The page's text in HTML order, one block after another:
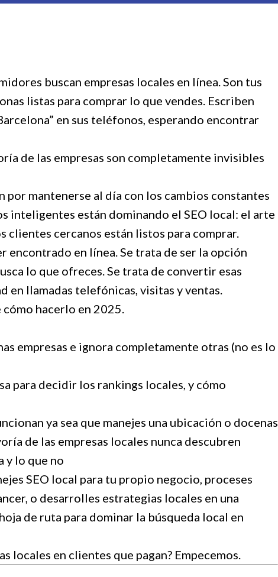
buscan empresas locales en línea. Son tus
listas para comprar lo que vendes. Escriben
en sus teléfonos, esperando encontrar
de las empresas son completamente invisibles
mantenerse al día con los cambios constantes
inteligentes están dominando el SEO local: el arte
clientes cercanos están listos para comprar.
encontrado en línea. Se trata de ser la opción
lo que ofreces. Se trata de convertir esas
en llamadas telefónicas, visitas y ventas.
cómo hacerlo en 2025.
empresas e ignora completamente otras (no es lo
para decidir los rankings locales, y cómo
ya sea que manejes una ubicación o docenas
de las empresas locales nunca descubren
y lo que no
SEO local para tu propio negocio, proceses
o desarrolles estrategias locales en una
de ruta para dominar la búsqueda local en
locales en clientes que pagan? Empecemos.